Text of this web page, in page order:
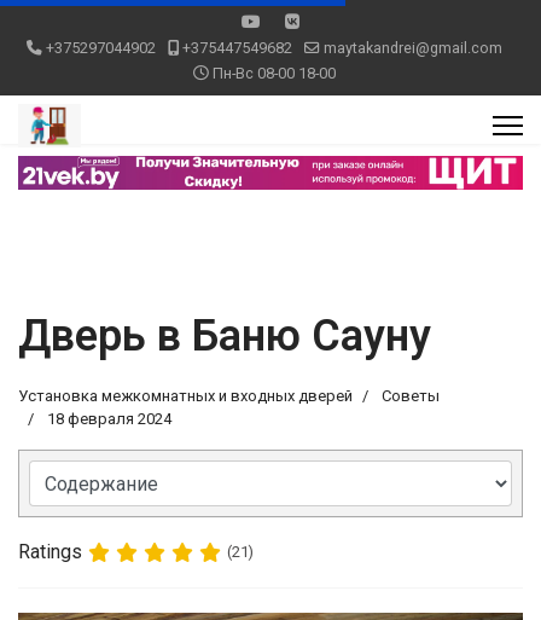
+375297044902 +375447549682
maytakandrei@gmail.com
Пн-Вс 08-00 18-00
Дверь в Баню Сауну
Установка межкомнатных и входных дверей
Советы
18 февраля 2024
Ratings (21)